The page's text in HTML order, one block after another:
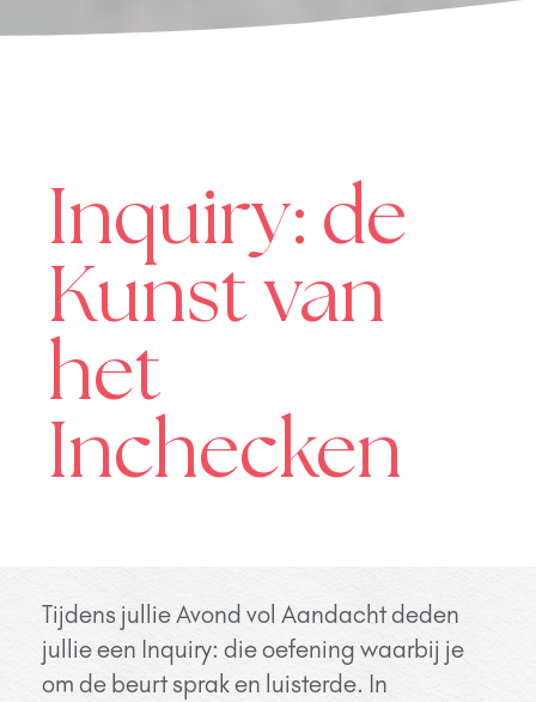
Inquiry: de
Kunst van
het
Inchecken
Tijdens jullie Avond vol Aandacht deden
jullie een Inquiry: die oefening waarbij je
om de beurt sprak en luisterde. In